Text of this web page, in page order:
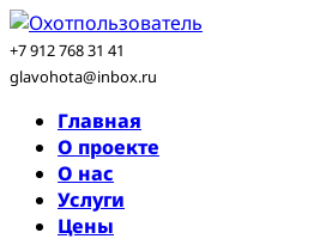
Skip
to
content
+7 912 768 31 41
glavohota@inbox.ru
Главная
О проекте
О нас
Услуги
Цены